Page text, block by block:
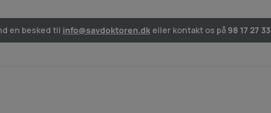
en besked til info@savdoktoren.dkeller kontakt os på 98 17 27 33